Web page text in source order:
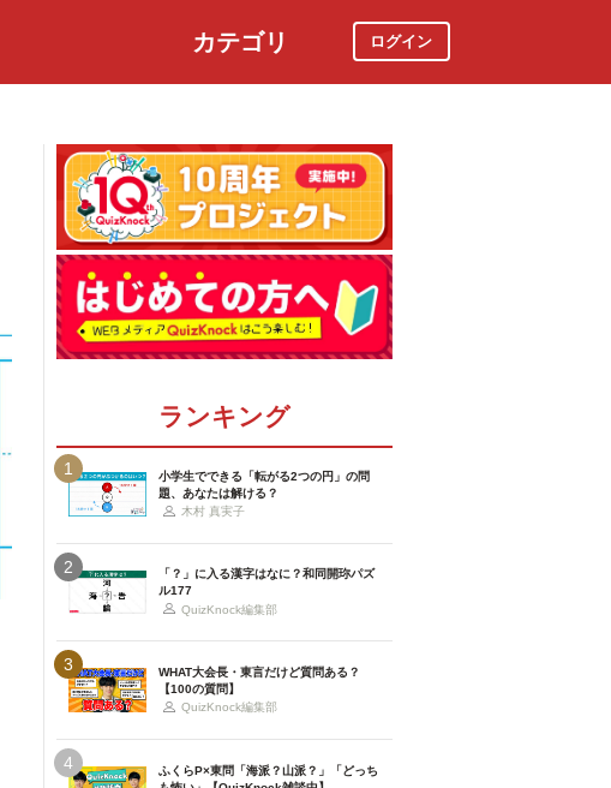
カテゴリ ログイン
ランキング
1
小学生でできる「転がる2つの円」の問
題、あなたは解ける？
木村 真実子
2
「？」に入る漢字はなに？和同開珎パズ
ル177
QuizKnock編集部
3
WHAT大会長・東言だけど質問ある？
【100の質問】
QuizKnock編集部
4
ふくらP×東問「海派？山派？」「どっち